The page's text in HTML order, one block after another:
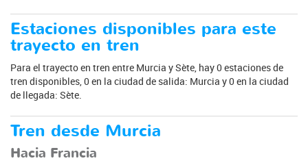
Estaciones disponibles para este
trayecto en tren
Para el trayecto en tren entre Murcia y Sète, hay 0 estaciones de
tren disponibles, 0 en la ciudad de salida: Murcia y 0 en la ciudad
de llegada: Sète.
Tren desde Murcia
Hacia Francia